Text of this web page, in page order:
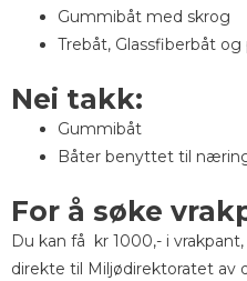
Gummibåt med skrog
Trebåt, Glassfiberbåt
Nei takk:
Gummibåt
Båter benyttet til
For å søke
Du kan få kr 1000,- i
direkte til Miljødirektoratet av